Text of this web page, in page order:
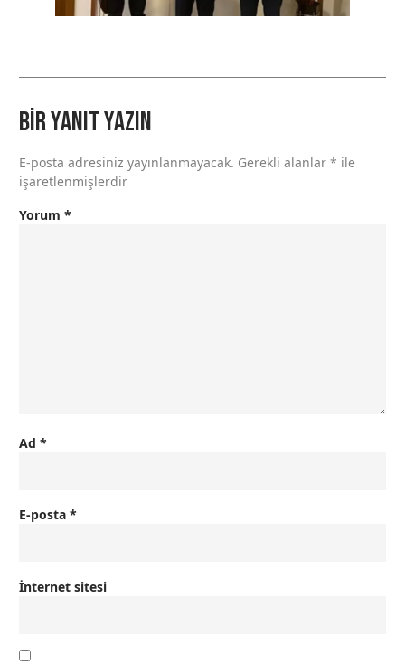
Bir yanıt yazın
E-posta adresiniz yayınlanmayacak. Gerekli alanlar * ile
işaretlenmişlerdir
Yorum *
Ad *
E-posta *
İnternet sitesi